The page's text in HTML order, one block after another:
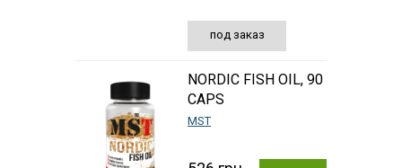
под заказ
NORDIC FISH OIL, 90
CAPS
MST